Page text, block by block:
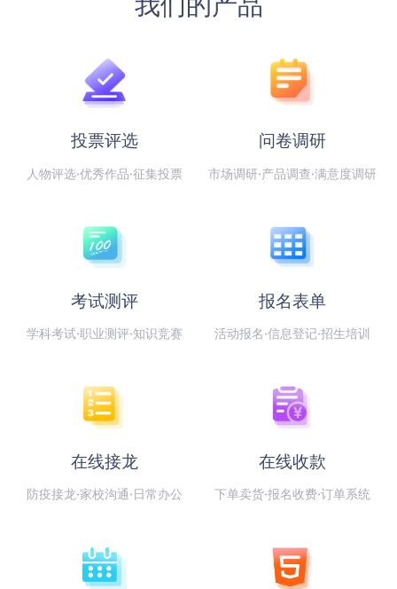
投票评选
人物评选·优秀作品·征集投票
问卷调研
市场调研·产品调查·满意度调研
考试测评
学科考试·职业测评·知识竞赛
报名表单
活动报名·信息登记·招生培训
在线接龙
防疫接龙·家校沟通·日常办公
在线收款
下单卖货·报名收费·订单系统